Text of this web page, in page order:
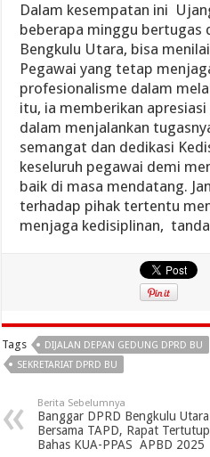
Dalam kesempatan ini
beberapa minggu bertugas
Bengkulu Utara, bisa
Pegawai yang tetap
profesionalisme dalam
itu, ia memberikan
dalam menjalankan
semangat dan dedikasi
keseluruh pegawai demi
baik di masa mendatang.
terhadap pihak tertentu
menjaga kedisiplinan,
Tags DIJALAN DEPAN GEDUNG DPRD BU
SEKRETARIAT DPRD BU
Berita Sebelumnya
Banggar DPRD Bengkulu Utara
Bersama TAPD, Rapat Tertutup
Bahas KUA-PPAS APBD 2025